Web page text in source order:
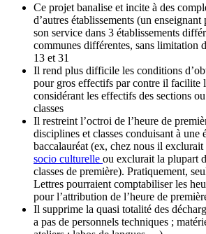
Ce projet banalise et incite à des
d’autres établissements (un
son service dans 3 établissements
communes différentes, sans limitation
13 et 31
Il rend plus difficile les conditions
pour gros effectifs par contre il facilite
considérant les effectifs des sections
classes
Il restreint l’octroi de l’heure de
disciplines et classes conduisant à une
baccalauréat (ex, chez nous il exclurait
socio culturelle ou exclurait la plupart
classes de première). Pratiquement,
Lettres pourraient comptabiliser les
pour l’attribution de l’heure de
Il supprime la quasi totalité des
a pas de personnels techniques ;